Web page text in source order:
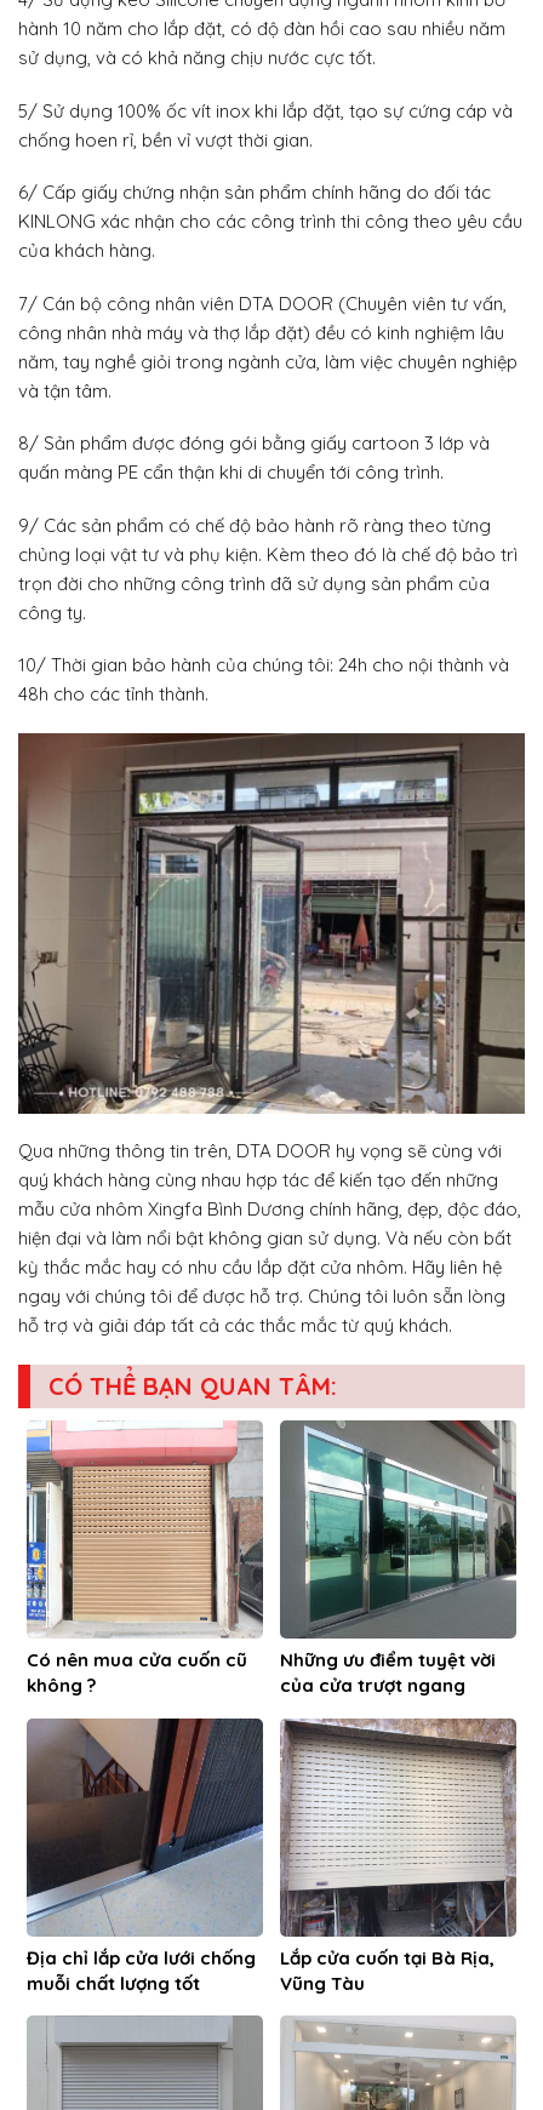
hành 10 năm cho lắp đặt, có độ đàn hồi cao sau nhiều năm
sử dụng, và có khả năng chịu nước cực tốt.
5/ Sử dụng 100% ốc vít inox khi lắp đặt, tạo sự cứng cáp và
chống hoen rỉ, bền vỉ vượt thời gian.
6/ Cấp giấy chứng nhận sản phẩm chính hãng do đối tác
KINLONG xác nhận cho các công trình thi công theo yêu cầu
của khách hàng.
7/ Cán bộ công nhân viên DTA DOOR (Chuyên viên tư vấn,
công nhân nhà máy và thợ lắp đặt) đều có kinh nghiệm lâu
năm, tay nghề giỏi trong ngành cửa, làm việc chuyên nghiệp
và tận tâm.
8/ Sản phẩm được đóng gói bằng giấy cartoon 3 lớp và
quấn màng PE cẩn thận khi di chuyển tới công trình.
9/ Các sản phẩm có chế độ bảo hành rõ ràng theo từng
chủng loại vật tư và phụ kiện. Kèm theo đó là chế độ bảo trì
trọn đời cho những công trình đã sử dụng sản phẩm của
công ty.
10/ Thời gian bảo hành của chúng tôi: 24h cho nội thành và
48h cho các tỉnh thành.
Qua những thông tin trên, DTA DOOR hy vọng sẽ cùng với
quý khách hàng cùng nhau hợp tác để kiến tạo đến những
mẫu cửa nhôm Xingfa Bình Dương chính hãng, đẹp, độc đáo,
hiện đại và làm nổi bật không gian sử dụng. Và nếu còn bất
kỳ thắc mắc hay có nhu cầu lắp đặt cửa nhôm. Hãy liên hệ
ngay với chúng tôi để được hỗ trợ. Chúng tôi luôn sẵn lòng
hỗ trợ và giải đáp tất cả các thắc mắc từ quý khách.
CÓ THỂ BẠN QUAN TÂM:
Có nên mua cửa cuốn cũ
không ?
Những ưu điểm tuyệt vời
của cửa trượt ngang
Địa chỉ lắp cửa lưới chống
muỗi chất lượng tốt
Lắp cửa cuốn tại Bà Rịa,
Vũng Tàu